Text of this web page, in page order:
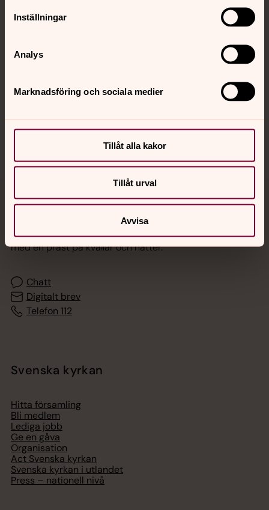
Inställningar
Analys
Marknadsföring och sociala medier
Tillåt alla kakor
Tillåt urval
Avvisa
Kalender
Jourhavande präst
Akut samtals- och krisstöd. Prata eller chatta anonymt
med en präst på kvällar och nätter.
Chatt
Digitalt brev
Telefon 112
Svenska kyrkan
Hitta församling
Bli medlem
Lediga jobb
Ge en gåva
Organisation
Act Svenska kyrkan
Svenska kyrkan i utlandet
Press – nationell nivå